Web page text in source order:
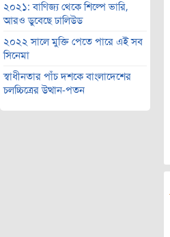
২০২১: বাণিজ্য থেকে শিল্পে ভারি,
আরও ডুবেছে ঢালিউড
২০২২ সালে মুক্তি পেতে পারে এই সব
সিনেমা
স্বাধীনতার পাঁচ দশকে বাংলাদেশের
চলচ্চিত্রের উত্থান-পতন